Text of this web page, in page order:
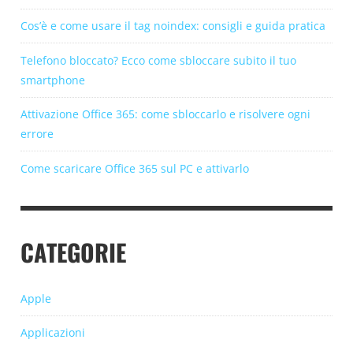
Cos’è e come usare il tag noindex: consigli e guida pratica
Telefono bloccato? Ecco come sbloccare subito il tuo
smartphone
Attivazione Office 365: come sbloccarlo e risolvere ogni
errore
Come scaricare Office 365 sul PC e attivarlo
CATEGORIE
Apple
Applicazioni